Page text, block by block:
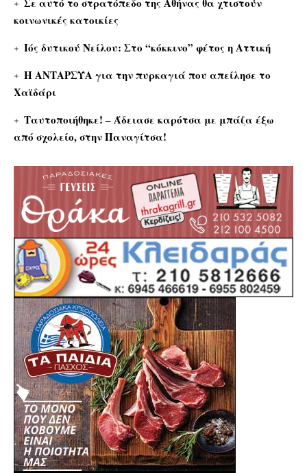
κοινωνικές κατοικίες
Ιός δυτικού Νείλου: Στο “κόκκινο” φέτος η Αττική
Η ΑΝΤΑΡΣΥΑ για την πυρκαγιά που απείλησε το
Χαϊδάρι
Ταυτοποιήθηκε! – Άδειασε καρότσα με μπάζα έξω
από σχολείο, στην Παναγίτσα!